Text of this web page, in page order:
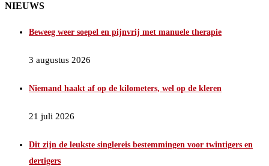
NIEUWS
Beweeg weer soepel en pijnvrij met manuele therapie
3 augustus 2026
Niemand haakt af op de kilometers, wel op de kleren
21 juli 2026
Dit zijn de leukste singlereis bestemmingen voor twintigers en
dertigers